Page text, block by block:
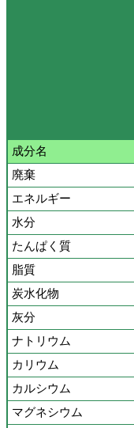
成分名
廃棄
エネルギー
水分
たんぱく質
脂質
炭水化物
灰分
ナトリウム
カリウム
カルシウム
マグネシウム